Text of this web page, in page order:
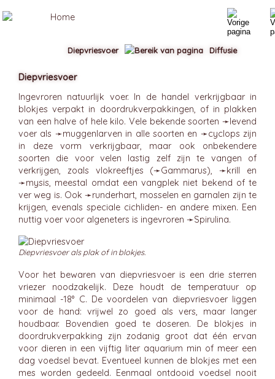
Diepvriesvoer
Ingevroren natuurlijk voer. In de handel verkrijgbaar in
blokjes verpakt in doordrukverpakkingen, of in plakken
van een halve of hele kilo. Vele bekende soorten ➛levend
voerals ➛muggenlarven in alle soorten en ➛cyclops zijn
in deze vorm verkrijgbaar, maar ook onbekendere
soorten die voor velen lastig zelf zijn te vangen of
verkrijgen, zoals vlokreeftjes (➛Gammarus), ➛krill en
➛mysis, meestal omdat een vangplek niet bekend of te
ver weg is. Ook ➛runderhart, mosselen en garnalen zijn te
krijgen, evenals speciale cichliden- en andere mixen. Een
nuttig voer voor algeneters is ingevroren ➛Spirulina.
Diepvriesvoer als plak of in blokjes.
Voor het bewaren van diepvriesvoer is een drie sterren
vriezer noodzakelijk. Deze houdt de temperatuur op
minimaal -18° C. De voordelen van diepvriesvoer liggen
voor de hand: vrijwel zo goed als vers, maar langer
houdbaar. Bovendien goed te doseren. De blokjes in
doordrukverpakking zijn zodanig groot dat één ervan
voor dieren in een vijftig liter aquarium min of meer een
dag voedsel bevat. Eventueel kunnen de blokjes met een
mes worden gedeeld. Eenmaal ontdooid voedsel nooit
Diepvriesvoer Diffusie